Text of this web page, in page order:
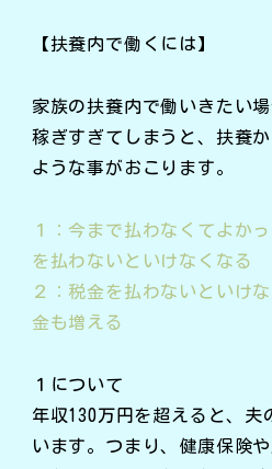
【扶養内で働くには】
家族の扶養内で働いきたい
稼ぎすぎてしまうと、扶養
ような事がおこります。
１：今まで払わなくてよかっ
を払わないといけなくなる
２：税金を払わないといけ
金も増える
１について
年収130万円を超えると、夫
います。つまり、健康保険